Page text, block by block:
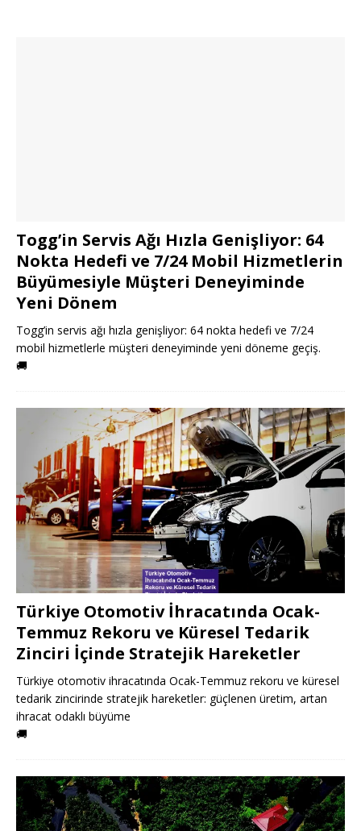
Togg’in Servis Ağı Hızla Genişliyor: 64
Nokta Hedefi ve 7/24 Mobil Hizmetlerin
Büyümesiyle Müşteri Deneyiminde
Yeni Dönem
Togg’in servis ağı hızla genişliyor: 64 nokta hedefi ve 7/24
mobil hizmetlerle müşteri deneyiminde yeni döneme geçiş.
🚚
Türkiye Otomotiv İhracatında Ocak-
Temmuz Rekoru ve Küresel Tedarik
Zinciri İçinde Stratejik Hareketler
Türkiye otomotiv ihracatında Ocak-Temmuz rekoru ve küresel
tedarik zincirinde stratejik hareketler: güçlenen üretim, artan
ihracat odaklı büyüme
🚚